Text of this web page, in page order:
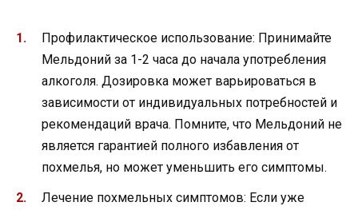
Профилактическое использование: Принимайте
Мельдоний за 1-2 часа до начала употребления
алкоголя. Дозировка может варьироваться в
зависимости от индивидуальных потребностей и
рекомендаций врача. Помните, что Мельдоний не
является гарантией полного избавления от
похмелья, но может уменьшить его симптомы.
Лечение похмельных симптомов: Если уже